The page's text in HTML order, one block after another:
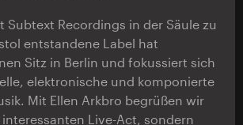
Subtext Recordings in der Säule zu
entstandene Label hat
Sitz in Berlin und fokussiert sich
elektronische und komponierte
Mit Ellen Arkbro begrüßen wir
Live-Act, sondern